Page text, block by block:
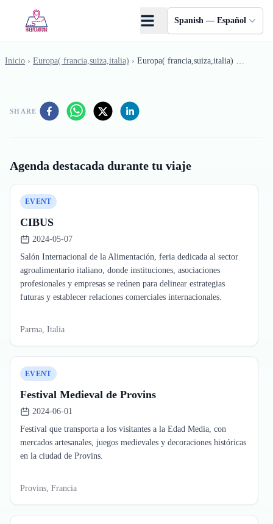
Spanish — Español
Inicio › Europa( francia,suiza,italia) › Europa( francia,suiza,italia) - Mayo
SHARE
Agenda destacada durante tu viaje
EVENT
CIBUS
2024-05-07
Salón Internacional de la Alimentación, feria dedicada al sector
agroalimentario italiano, donde instituciones, asociaciones
profesionales y empresas se reúnen para delinear estrategias
futuras y establecer relaciones comerciales internacionales.
Parma, Italia
EVENT
Festival Medieval de Provins
2024-06-01
Festival que transporta a los visitantes a la Edad Media, con
mercados artesanales, juegos medievales y decoraciones históricas
en la ciudad de Provins.
Provins, Francia